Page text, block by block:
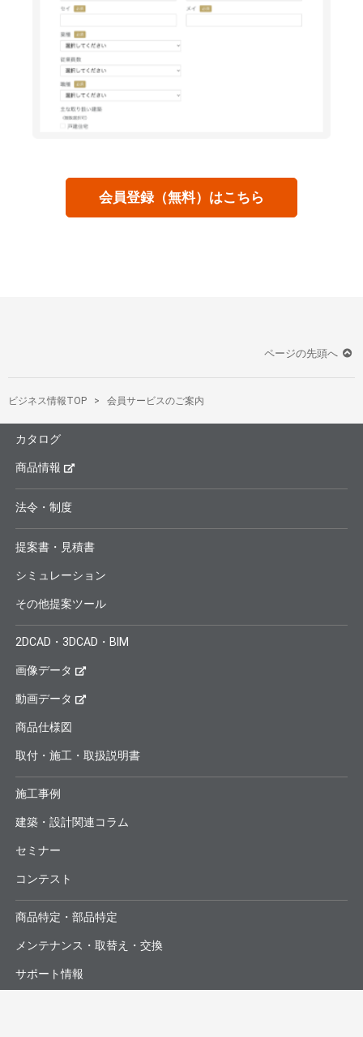
会員登録（無料）はこちら
ページの先頭へ
ビジネス情報TOP 会員サービスのご案内
カタログ
商品情報
法令・制度
提案書・見積書
シミュレーション
その他提案ツール
2DCAD・3DCAD・BIM
画像データ
動画データ
商品仕様図
取付・施工・取扱説明書
施工事例
建築・設計関連コラム
セミナー
コンテスト
商品特定・部品特定
メンテナンス・取替え・交換
サポート情報